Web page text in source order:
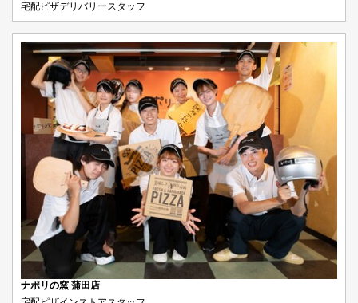
宅配ピザデリバリースタッフ
ナポリの窯 蒲田店